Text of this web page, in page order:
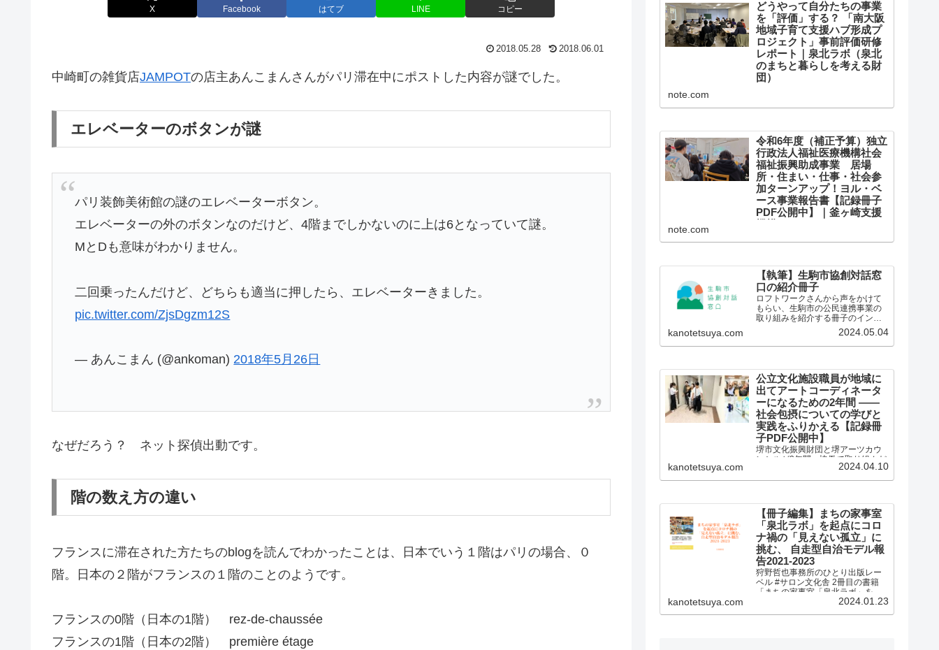
X Facebook はてブ LINE コピー
2018.05.28 2018.06.01
中崎町の雑貨店JAMPOTの店主あんこまんさんがパリ滞在中にポストした内容が謎でした。
エレベーターのボタンが謎
パリ装飾美術館の謎のエレベーターボタン。
エレベーターの外のボタンなのだけど、4階までしかないのに上は6となっていて謎。
MとDも意味がわかりません。
二回乗ったんだけど、どちらも適当に押したら、エレベーターきました。
pic.twitter.com/ZjsDgzm12S
— あんこまん (@ankoman) 2018年5月26日
なぜだろう？ ネット探偵出動です。
階の数え方の違い
フランスに滞在された方たちのblogを読んでわかったことは、日本でいう１階はパリの場合、０
階。日本の２階がフランスの１階のことのようです。
フランスの0階（日本の1階） rez-de-chaussée
フランスの1階（日本の2階） première étage
どうやって自分たちの事業
を「評価」する？ 「南大阪
地域子育て支援ハブ形成プ
ロジェクト」事前評価研修
レポート｜泉北ラボ（泉北
のまちと暮らしを考える財
団）
らの事業が社会にどのようなイン
ご存じでしょうか。 「南大阪地域
子育て支援ハブ形成プロジェク
ト」は、国民の休眠預金を資源...
note.com
令和6年度（補正予算）独立
行政法人福祉医療機構社会
福祉振興助成事業 居場
所・住まい・仕事・社会参
加ターンアップ！ヨル・ベ
ース事業報告書【記録冊子
PDF公開中】｜釜ヶ崎支援
人福祉医療機構社会福祉振興助成
会参加ターンアップ！ヨル・ベー
ス事業の報告書が完成しました。
助成期間も終わりにさしかかる
３月のある日、ユースの居場所ヨ
ル・ベースの若者たちから、...
note.com
【執筆】生駒市協創対話窓
口の紹介冊子
ロフトワークさんから声をかけて
もらい、生駒市の公民連携事業の
取り組みを紹介する冊子のインタ
ビューと執筆、コンセプトコピー
の作成を担当しました。
kanotetsuya.com 2024.05.04
公立文化施設職員が地域に
出てアートコーディネータ
ーになるための2年間 ——
社会包摂についての学びと
実践をふりかえる【記録冊
子PDF公開中】
堺市文化振興財団と堺アーツカウ
ンシルが2年間、協働で取り組んだ
研修事業の冊子を制作しました！
kanotetsuya.com 2024.04.10
【冊子編集】まちの家事室
「泉北ラボ」を起点にコロ
ナ禍の「見えない孤立」に
挑む、 自走型自治モデル報
告2021-2023
狩野哲也事務所のひとり出版レー
ベル #サロン文化舎 2冊目の書籍
「まちの家事室「泉北ラボ」を起
点にコロナ禍の「見えない孤立」
kanotetsuya.com 2024.01.23